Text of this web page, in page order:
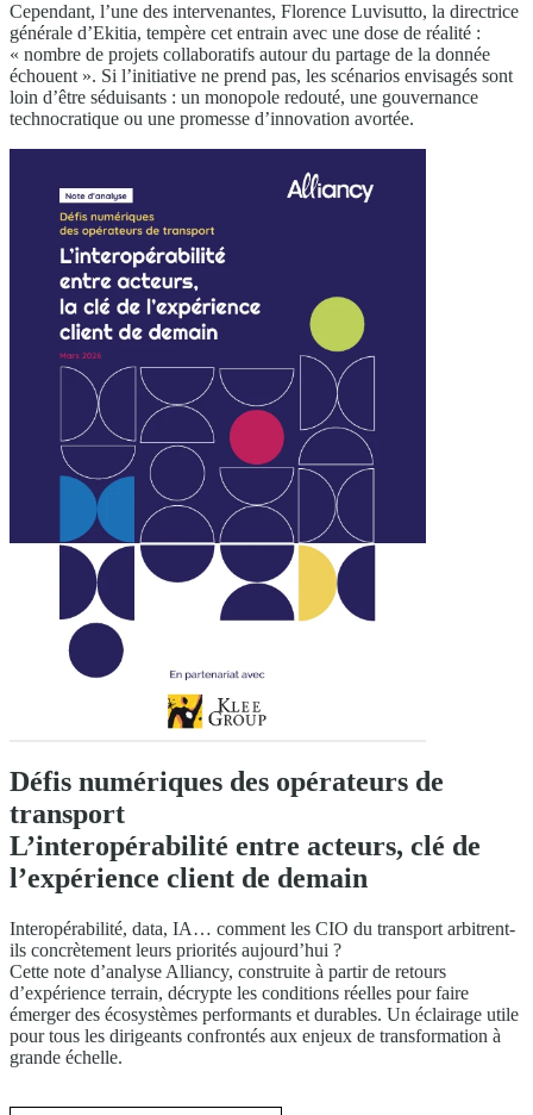
Cependant, l’une des intervenantes, Florence Luvisutto, la directrice
générale d’Ekitia, tempère cet entrain avec une dose de réalité :
« nombre de projets collaboratifs autour du partage de la donnée
échouent ». Si l’initiative ne prend pas, les scénarios envisagés sont
loin d’être séduisants : un monopole redouté, une gouvernance
technocratique ou une promesse d’innovation avortée.
Défis numériques des opérateurs de
transport
L’interopérabilité entre acteurs, ​clé de
l’expérience client de demain
Interopérabilité, data, IA… comment les CIO du transport arbitrent-
ils concrètement leurs priorités aujourd’hui ?
Cette note d’analyse Alliancy, construite à partir de retours
d’expérience terrain, décrypte les conditions réelles pour faire
émerger des écosystèmes performants et durables. Un éclairage utile
pour tous les dirigeants confrontés aux enjeux de transformation à
grande échelle.